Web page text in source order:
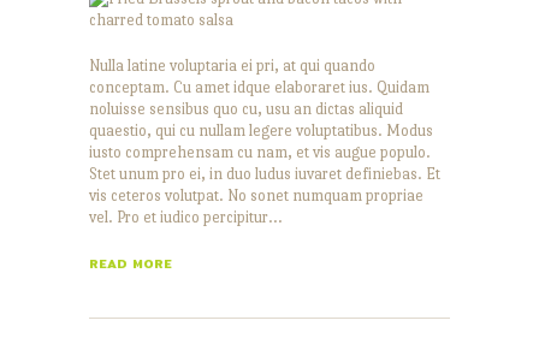
Nulla latine voluptaria ei pri, at qui quando
conceptam. Cu amet idque elaboraret ius. Quidam
noluisse sensibus quo cu, usu an dictas aliquid
quaestio, qui cu nullam legere voluptatibus. Modus
iusto comprehensam cu nam, et vis augue populo.
Stet unum pro ei, in duo ludus iuvaret definiebas. Et
vis ceteros volutpat. No sonet numquam propriae
vel. Pro et iudico percipitur…
READ MORE